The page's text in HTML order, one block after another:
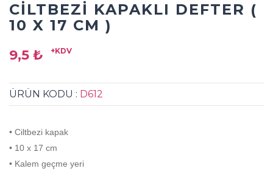
CILTBEZI KAPAKLI DEFTER (
10 X 17 CM )
9,5 ₺ +KDV
ÜRÜN KODU : D612
• Ciltbezi kapak
• 10 x 17 cm
• Kalem geçme yeri